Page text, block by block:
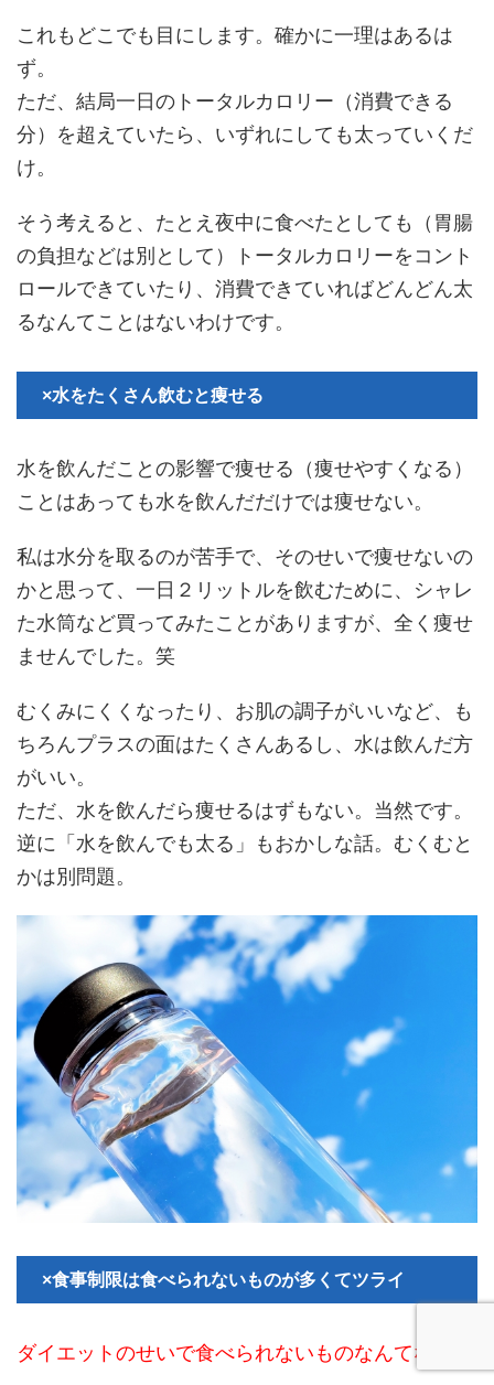
これもどこでも目にします。確かに一理はあるは
ず。
ただ、結局一日のトータルカロリー（消費できる
分）を超えていたら、いずれにしても太っていくだ
け。
そう考えると、たとえ夜中に食べたとしても（胃腸
の負担などは別として）トータルカロリーをコント
ロールできていたり、消費できていればどんどん太
るなんてことはないわけです。
×水をたくさん飲むと痩せる
水を飲んだことの影響で痩せる（痩せやすくなる）
ことはあっても水を飲んだだけでは痩せない。
私は水分を取るのが苦手で、そのせいで痩せないの
かと思って、一日２リットルを飲むために、シャレ
た水筒など買ってみたことがありますが、全く痩せ
ませんでした。笑
むくみにくくなったり、お肌の調子がいいなど、も
ちろんプラスの面はたくさんあるし、水は飲んだ方
がいい。
ただ、水を飲んだら痩せるはずもない。当然です。
逆に「水を飲んでも太る」もおかしな話。むくむと
かは別問題。
×食事制限は食べられないものが多くてツライ
ダイエットのせいで食べられないものなんてない。